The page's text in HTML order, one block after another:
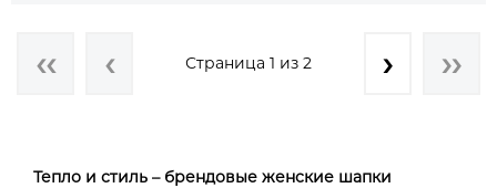
Страница 1 из 2
Тепло и стиль – брендовые женские шапки